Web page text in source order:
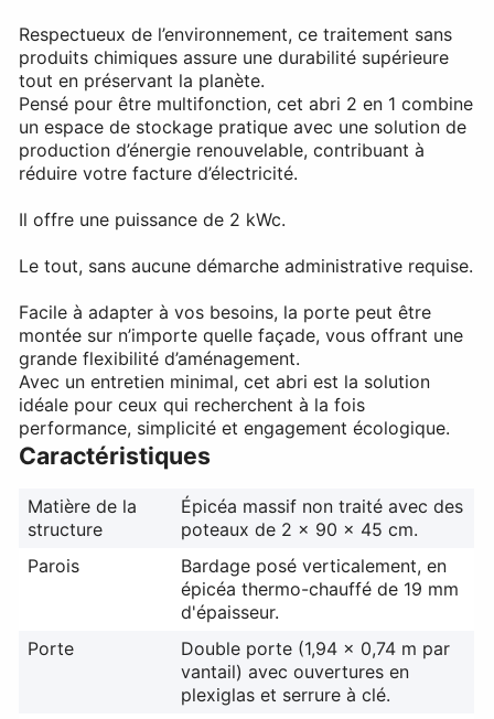
Respectueux de l’environnement, ce traitement sans
produits chimiques assure une durabilité supérieure
tout en préservant la planète.
Pensé pour être multifonction, cet abri 2 en 1 combine
un espace de stockage pratique avec une solution de
production d’énergie renouvelable, contribuant à
réduire votre facture d’électricité.
Il offre une puissance de 2 kWc.
Le tout, sans aucune démarche administrative requise.
Facile à adapter à vos besoins, la porte peut être
montée sur n’importe quelle façade, vous offrant une
grande flexibilité d’aménagement.
Avec un entretien minimal, cet abri est la solution
idéale pour ceux qui recherchent à la fois
performance, simplicité et engagement écologique.
Caractéristiques
Matière de la
structure
Épicéa massif non traité avec des
poteaux de 2 x 90 x 45 cm.
Parois
Bardage posé verticalement, en
épicéa thermo-chauffé de 19 mm
d'épaisseur.
Porte
Double porte (1,94 x 0,74 m par
vantail) avec ouvertures en
plexiglas et serrure à clé.